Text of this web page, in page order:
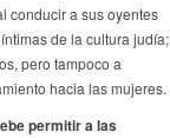
conducir a sus oyentes
de la cultura judía;
pero tampoco a
hacia las mujeres.
permitir a las